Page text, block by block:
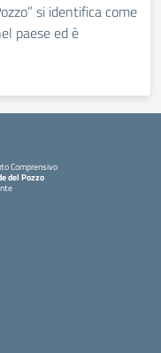
si identifica come
paese ed è
Comprensivo
del Pozzo